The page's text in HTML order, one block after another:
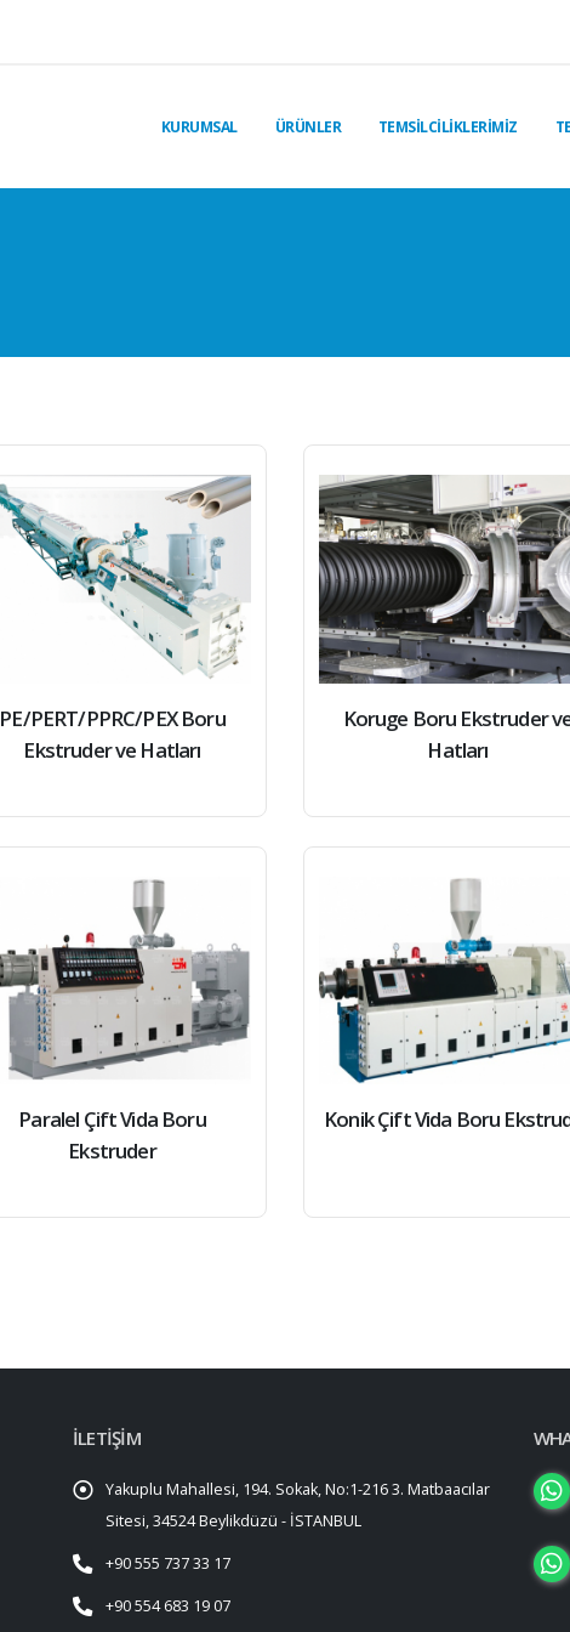
KURUMSAL ÜRÜNLER TEMSİLCİLİKLERİMİZ
PE/PERT/PPRC/PEX Boru
Ekstruder ve Hatları
Koruge Boru Ekstruder
Hatları
Paralel Çift Vida Boru
Ekstruder
Konik Çift Vida Boru
İLETİŞİM
Yakuplu Mahallesi, 194. Sokak, No:1-216 3. Matbaacılar
Sitesi, 34524 Beylikdüzü - İSTANBUL
+90 555 737 33 17
+90 554 683 19 07